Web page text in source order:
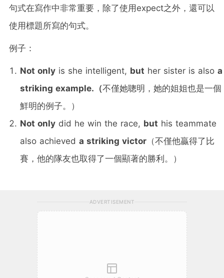
句式在寫作中非常重要，除了使用expect之外，還可以
使用標題所寫的句式。
例子：
Not only is she intelligent, but her sister is also a
striking example.（不僅她聰明，她的姐姐也是一個
鮮明的例子。）
Not only did he win the race, but his teammate
also achieved a striking victor （不僅他贏得了比
賽，他的隊友也取得了一個顯著的勝利。）
ADVERTISEMENT